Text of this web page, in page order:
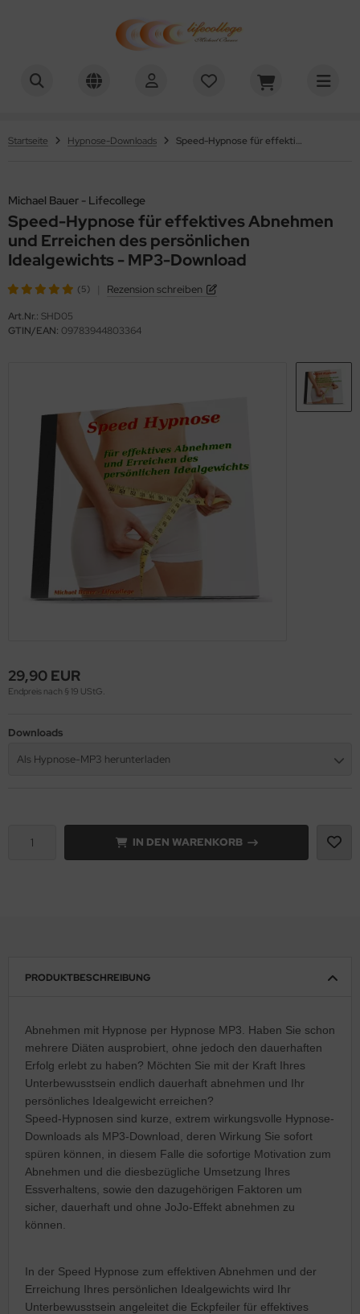
Startseite Hypnose-Downloads Speed-Hypnose für effektives Abnehmen und Erreichen des persönlichen Idealgewichts - MP3-Download
Michael Bauer - Lifecollege
Speed-Hypnose für effektives Abnehmen
und Erreichen des persönlichen
Idealgewichts - MP3-Download
(5) Rezension schreiben
Art.Nr.: SHD05
GTIN/EAN: 09783944803364
29,90 EUR
Endpreis nach § 19 UStG.
Downloads
Als Hypnose-MP3 herunterladen
IN DEN WARENKORB
PRODUKTBESCHREIBUNG
Abnehmen mit Hypnose per Hypnose MP3. Haben Sie schon
mehrere Diäten ausprobiert, ohne jedoch den dauerhaften
Erfolg erlebt zu haben? Möchten Sie mit der Kraft Ihres
Unterbewusstsein endlich dauerhaft abnehmen und Ihr
persönliches Idealgewicht erreichen?
Speed-Hypnosen sind kurze, extrem wirkungsvolle Hypnose-
Downloads als MP3-Download, deren Wirkung Sie sofort
spüren können, in diesem Falle die sofortige Motivation zum
Abnehmen und die diesbezügliche Umsetzung Ihres
Essverhaltens, sowie den dazugehörigen Faktoren um
sicher, dauerhaft und ohne JoJo-Effekt abnehmen zu
können.
In der Speed Hypnose zum effektiven Abnehmen und der
Erreichung Ihres persönlichen Idealgewichts wird Ihr
Unterbewusstsein angeleitet die Eckpfeiler für effektives